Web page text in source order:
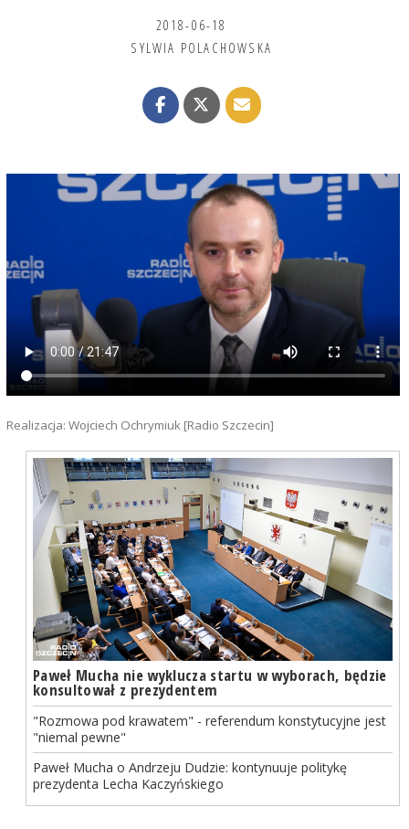
2018-06-18
SYLWIA POLACHOWSKA
Realizacja: Wojciech Ochrymiuk [Radio Szczecin]
Paweł Mucha nie wyklucza startu w wyborach, będzie
konsultował z prezydentem
"Rozmowa pod krawatem" - referendum konstytucyjne jest
"niemal pewne"
Paweł Mucha o Andrzeju Dudzie: kontynuuje politykę
prezydenta Lecha Kaczyńskiego